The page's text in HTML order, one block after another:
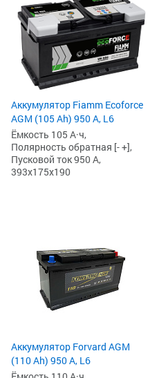
Аккумулятор Fiamm Ecoforce
AGM (105 Ah) 950 А, L6
Ёмкость 105 А·ч,
Полярность обратная [- +],
Пусковой ток 950 А,
393x175x190
Аккумулятор Forvard AGM
(110 Ah) 950 А, L6